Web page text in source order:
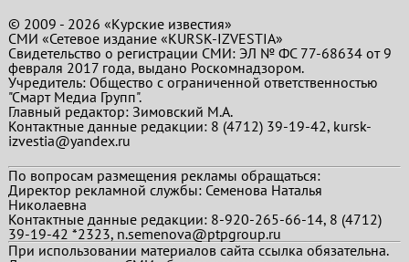
© 2009 - 2026 «Курские известия»
СМИ «Сетевое издание «KURSK-IZVESTIA»
Свидетельство о регистрации СМИ: ЭЛ № ФС 77-68634 от 9
февраля 2017 года, выдано Роскомнадзором.
Учредитель: Общество с ограниченной ответственностью
"Смарт Медиа Групп".
Главный редактор:Зимовский М.А.
Контактные данные редакции: 8 (4712) 39-19-42, kursk-
izvestia@yandex.ru
По вопросам размещения рекламы обращаться:
Директор рекламной службы: Семенова Наталья
Николаевна
Контактные данные редакции: 8-920-265-66-14, 8 (4712)
39-19-42 *2323, n.semenova@ptpgroup.ru
При использовании материалов сайта ссылка обязательна.